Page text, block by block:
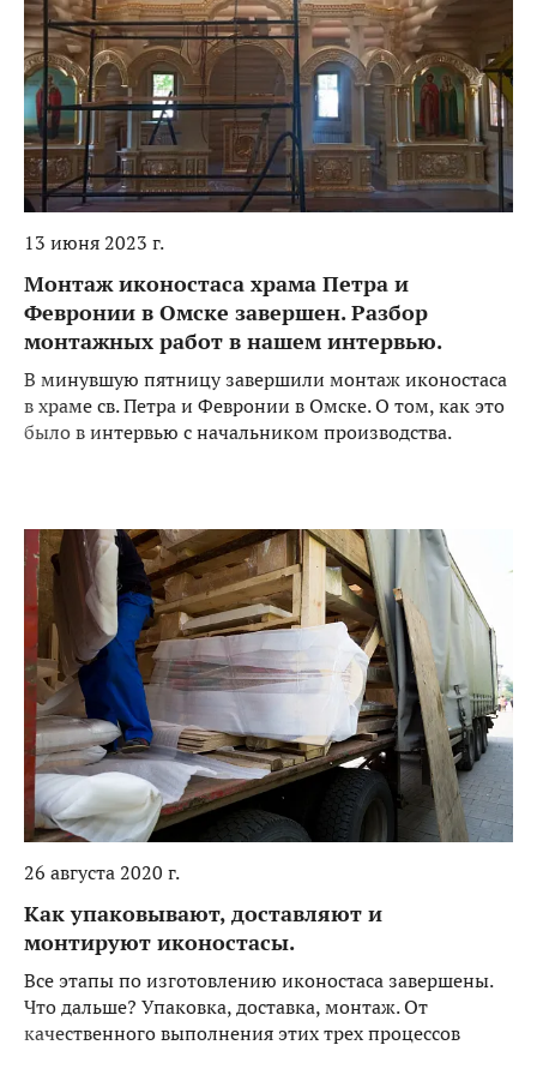
13 июня 2023 г.
Монтаж иконостаса храма Петра и
Февронии в Омске завершен. Разбор
монтажных работ в нашем интервью.
В минувшую пятницу завершили монтаж иконостаса
в храме св. Петра и Февронии в Омске. О том, как это
было в интервью с начальником производства.
26 августа 2020 г.
Как упаковывают, доставляют и
монтируют иконостасы.
Все этапы по изготовлению иконостаса завершены.
Что дальше? Упаковка, доставка, монтаж. От
качественного выполнения этих трех процессов